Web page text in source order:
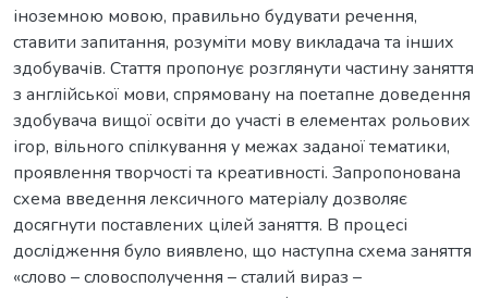
іноземною мовою, правильно будувати речення,
ставити запитання, розуміти мову викладача та інших
здобувачів. Стаття пропонує розглянути частину заняття
з англійської мови, спрямовану на поетапне доведення
здобувача вищої освіти до участі в елементах рольових
ігор, вільного спілкування у межах заданої тематики,
проявлення творчості та креативності. Запропонована
схема введення лексичного матеріалу дозволяє
досягнути поставлених цілей заняття. В процесі
дослідження було виявлено, що наступна схема заняття
«слово – словосполучення – сталий вираз –